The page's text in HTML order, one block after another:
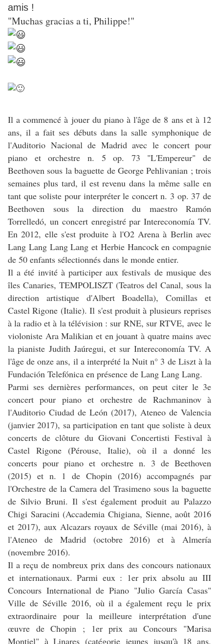
amis !
"Muchas gracias a ti, Philippe!"
Il a commencé à jouer du piano à l'âge de 8 ans et à 12
ans, il a fait ses débuts dans la salle symphonique de
l'Auditorio Nacional de Madrid avec le concert pour
piano et orchestre n. 5 op. 73 "L'Empereur" de
Beethoven sous la baguette de George Pehlivanian ; trois
semaines plus tard, il est revenu dans la même salle en
tant que soliste pour interpréter le concert n. 3 op. 37 de
Beethoven sous la direction du maestro Ramón
Torrelledó, un concert enregistré par Intereconomía TV.
En 2012, elle s'est produite à l'O2 Arena à Berlin avec
Lang Lang Lang Lang et Herbie Hancock en compagnie
de 50 enfants sélectionnés dans le monde entier.
Il a été invité à participer aux festivals de musique des
îles Canaries, TEMPOLISZT (Teatros del Canal, sous la
direction artistique d'Albert Boadella), Comillas et
Castel Rigone (Italie). Il s'est produit à plusieurs reprises
à la radio et à la télévision : sur RNE, sur RTVE, avec le
violoniste Ara Malikian et en jouant à quatre mains avec
la pianiste Judith Jaúregui, et sur Intereconomía TV. A
l'âge de onze ans, il a interprété la Nuit n° 3 de Liszt à la
Fundación Telefónica en présence de Lang Lang Lang.
Parmi ses dernières performances, on peut citer le 3e
concert pour piano et orchestre de Rachmaninov à
l'Auditorio Ciudad de León (2017), Ateneo de Valencia
(janvier 2017), sa participation en tant que soliste à deux
concerts de clôture du Giovani Concertisti Festival à
Castel Rigone (Pérouse, Italie), où il a donné les
concerts pour piano et orchestre n. 3 de Beethoven
(2015) et n. 1 de Chopin (2016) accompagnés par
l'Orchestre de la Camera del Trasimeno sous la baguette
de Silvio Bruni. Il s'est également produit au Palazzo
Chigi Saracini (Accademia Chigiana, Sienne, août 2016
et 2017), aux Alcazars royaux de Séville (mai 2016), à
l'Ateneo de Madrid (octobre 2016) et à Almería
(novembre 2016).
Il a reçu de nombreux prix dans des concours nationaux
et internationaux. Parmi eux : 1er prix absolu au III
Concours International de Piano "Julio García Casas"
Ville de Séville 2016, où il a également reçu le prix
extraordinaire pour la meilleure interprétation d'une
œuvre de Chopin ; 1er prix au Concours "Marisa
Montiel" à Linares (catégorie jeunes jusqu'à 18 ans,